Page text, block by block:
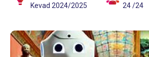
Kevad 2024/2025 24 /24